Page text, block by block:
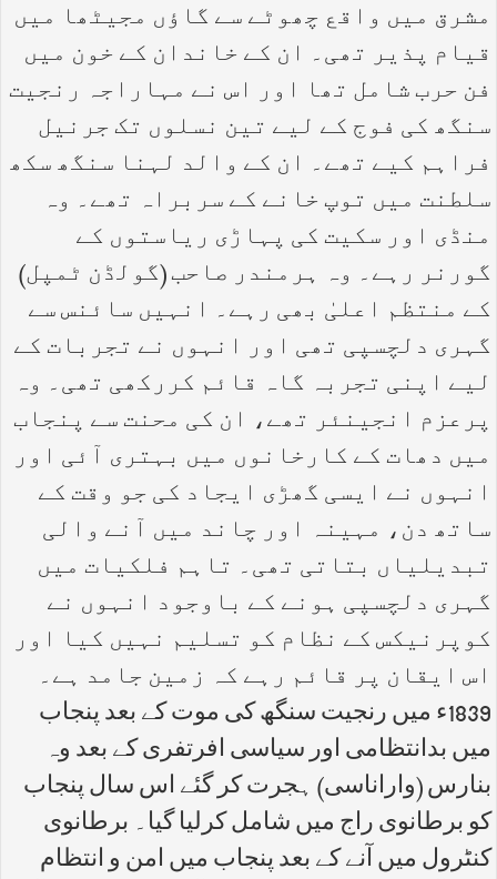
مشرق میں واقع چھوٹے سے گاؤں مجیٹھا میں
قیام پذیر تھی۔ ان کے خاندان کے خون میں
فن حرب شامل تھا اور اس نے مہاراجہ رنجیت
سنگھ کی فوج کے لیے تین نسلوں تک جرنیل
فراہم کیے تھے۔ ان کے والد لہنا سنگھ سکھ
سلطنت میں توپ خانے کے سربراہ تھے۔ وہ
منڈی اور سکیت کی پہاڑی ریاستوں کے
گورنر رہے۔ وہ ہرمندر صاحب (گولڈن ٹمپل)
کے منتظم اعلیٰ بھی رہے۔ انہیں سائنس سے
گہری دلچسپی تھی اور انہوں نے تجربات کے
لیے اپنی تجربہ گاہ قائم کررکھی تھی۔ وہ
پرعزم انجینئر تھے، ان کی محنت سے پنجاب
میں دھات کے کارخانوں میں بہتری آئی اور
انہوں نے ایسی گھڑی ایجاد کی جو وقت کے
ساتھ دن، مہینہ اور چاند میں آنے والی
تبدیلیاں بتاتی تھی۔ تاہم فلکیات میں
گہری دلچسپی ہونے کے باوجود انہوں نے
کوپرنیکس کے نظام کو تسلیم نہیں کیا اور
اس ایقان پر قائم رہے کہ زمین جامد ہے۔
1839ء میں رنجیت سنگھ کی موت کے بعد پنجاب
میں بدانتظامی اور سیاسی افرتفری کے بعد وہ
بنارس (واراناسی) ہجرت کر گئے اس سال پنجاب
کو برطانوی راج میں شامل کرلیا گیا۔ برطانوی
کنٹرول میں آنے کے بعد پنجاب میں امن و انتظام